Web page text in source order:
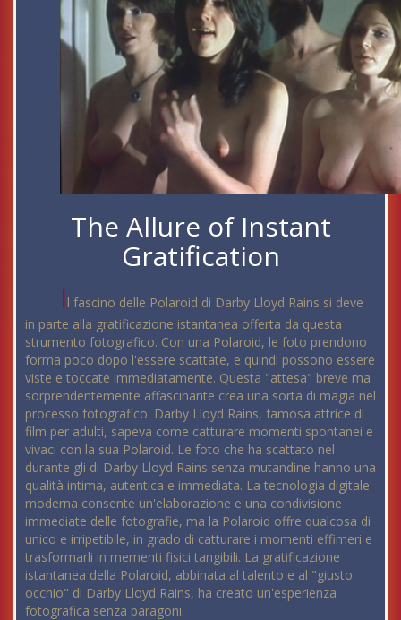
The Allure of Instant
Gratification
Il fascino delle Polaroid di Darby Lloyd Rains si deve
in parte alla gratificazione istantanea offerta da questa
strumento fotografico. Con una Polaroid, le foto prendono
forma poco dopo l'essere scattate, e quindi possono essere
viste e toccate immediatamente. Questa "attesa" breve ma
sorprendentemente affascinante crea una sorta di magia nel
processo fotografico. Darby Lloyd Rains, famosa attrice di
film per adulti, sapeva come catturare momenti spontanei e
vivaci con la sua Polaroid. Le foto che ha scattato nel
durante gli di Darby Lloyd Rains senza mutandine hanno una
qualità intima, autentica e immediata. La tecnologia digitale
moderna consente un'elaborazione e una condivisione
immediate delle fotografie, ma la Polaroid offre qualcosa di
unico e irripetibile, in grado di catturare i momenti effimeri e
trasformarli in mementi fisici tangibili. La gratificazione
istantanea della Polaroid, abbinata al talento e al "giusto
occhio" di Darby Lloyd Rains, ha creato un'esperienza
fotografica senza paragoni.